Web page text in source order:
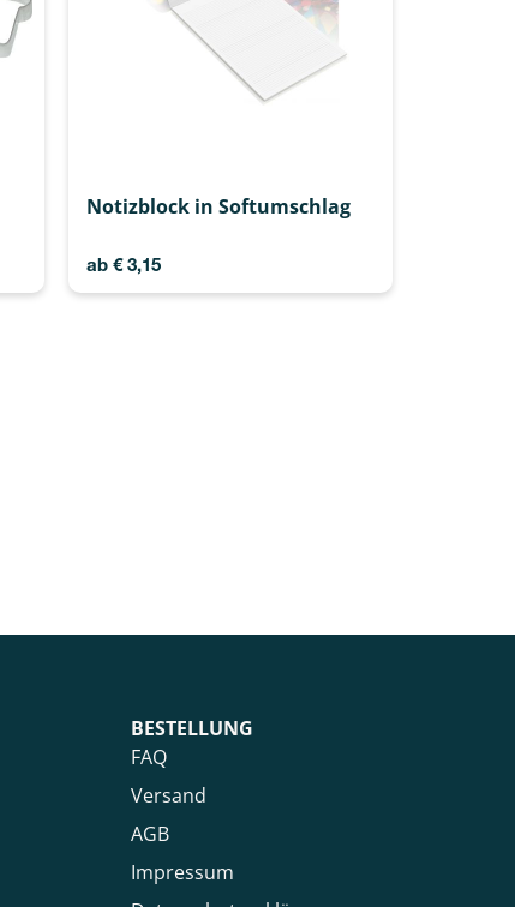
Notizblock in Softumschlag
ab €3,15
BESTELLUNG
FAQ
Versand
AGB
Impressum